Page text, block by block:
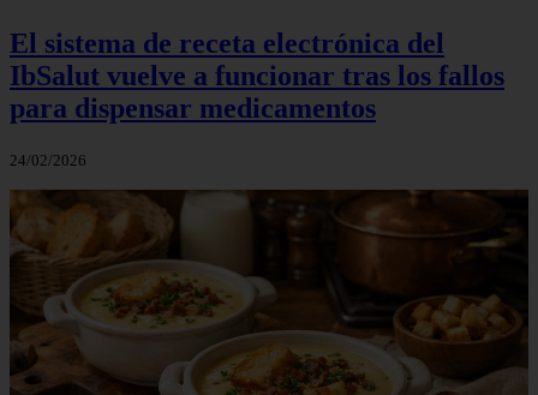
El sistema de receta electrónica del
IbSalut vuelve a funcionar tras los fallos
para dispensar medicamentos
24/02/2026